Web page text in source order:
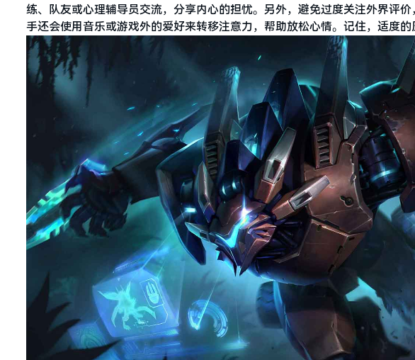
练、队友或心理辅导员交流，分享内心的担忧。另外，避免过度关注外界评
手还会使用音乐或游戏外的爱好来转移注意力，帮助放松心情。记住，适度